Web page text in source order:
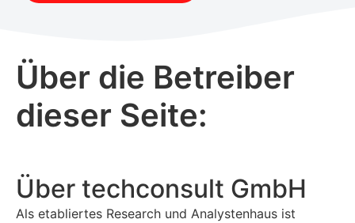
Über die Betreiber
dieser Seite:
Über techconsult GmbH
Als etabliertes Research und Analystenhaus ist